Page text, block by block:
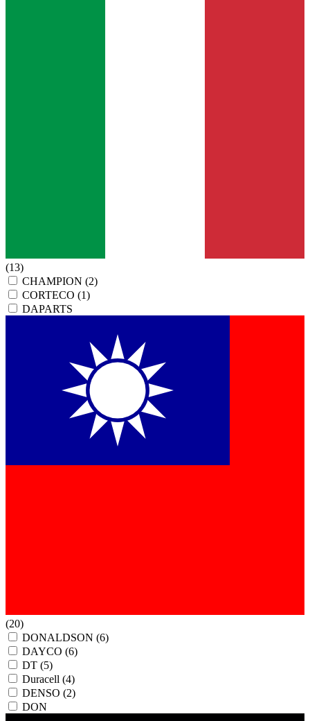
(13)
CHAMPION (2)
CORTECO (1)
DAPARTS
(20)
DONALDSON (6)
DAYCO (6)
DT (5)
Duracell (4)
DENSO (2)
DON